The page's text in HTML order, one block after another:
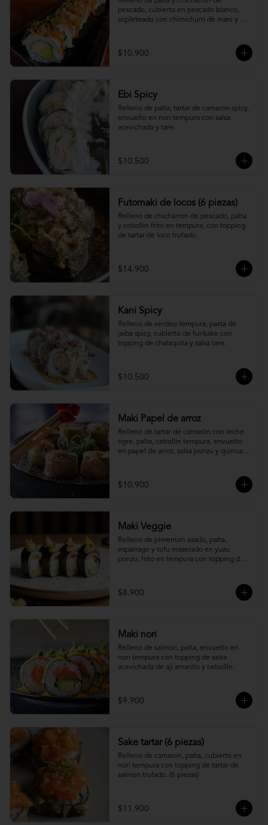
pescado, cubierto en pescado blanco,
sopleteado con chimichurri de mani y
$10.900
Ebi Spicy
Relleno de palta, tartar de camaron spicy,
envuelto en nori tempura con salsa
acevichada y tare.
$10.500
Futomaki de locos (6 piezas)
Relleno de chicharron de pescado, palta
y cebollin frito en tempura, con topping
de tartar de loco trufado.
$14.900
Kani Spicy
Relleno de verdeo tempura, pasta de
jaiba spicy, cubierto de furikake con
topping de chalaquita y salsa tare.
$10.500
Maki Papel de arroz
Relleno de tartar de camarón con leche
tigre, palta, cebollín tempura, envuelto
en papel de arroz, salsa ponzu y quinoa
$10.900
Maki Veggie
Relleno de pimenton asado, palta,
esparrago y tofu maserado en yuzu
ponzu, frito en tempura con topping de
$8.900
Maki nori
Relleno de salmón, palta, envuelto en
nori tempura con topping de salsa
acevichada de ají amarillo y cebollín.
$9.900
Sake tartar (6 piezas)
Relleno de camaron, palta, cubierto en
nori tempura con topping de tartar de
salmon trufado. (6 piezas)
$11.900